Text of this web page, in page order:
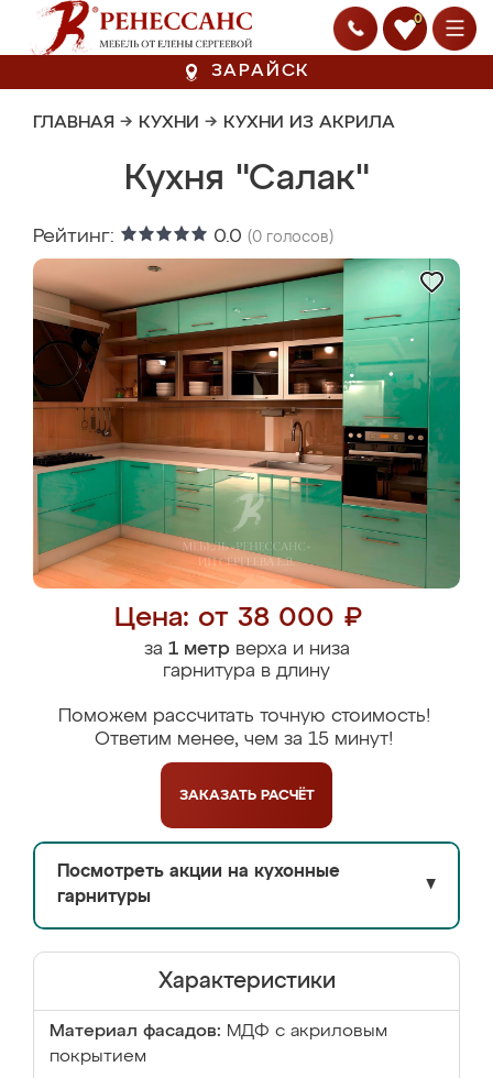
0
ЗАРАЙСК
ГЛАВНАЯ → КУХНИ → КУХНИ ИЗ АКРИЛА
Кухня "Салак"
Рейтинг: 0.0 (0 голосов)
Цена: от 38 000 ₽
за 1 метрверха и низа
гарнитура в длину
Поможем рассчитать точную стоимость!
Ответим менее, чем за 15 минут!
ЗАКАЗАТЬ РАСЧЁТ
Посмотреть акции на кухонные
гарнитуры
▼
Характеристики
Материал фасадов: МДФ с акриловым
покрытием